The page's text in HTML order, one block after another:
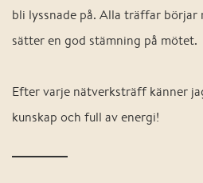
bli lyssnade på. Alla träffar börjar
sätter en god stämning på mötet.
Efter varje nätverksträff känner
kunskap och full av energi! ​​